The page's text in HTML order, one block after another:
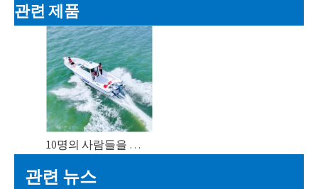
관련 제품
10명의 사람들을 위한 오두막을 가진 30피트 9.18Meters 섬유유리 어선
관련 뉴스